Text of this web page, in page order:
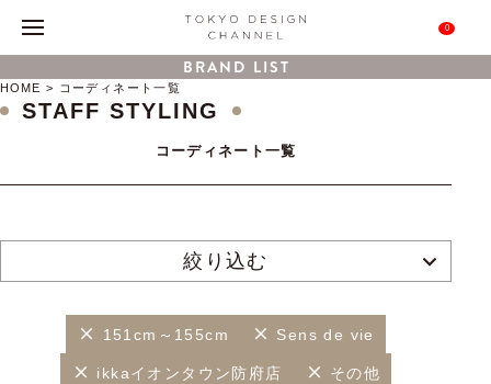
0
BRAND LIST
HOME コーディネート一覧
STAFF STYLING
コーディネート一覧
絞り込む
151cm～155cm Sens de vie
ikkaイオンタウン防府店 その他